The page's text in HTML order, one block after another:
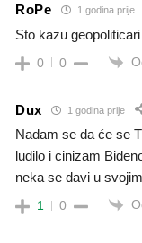
RoPe 1 godina prije
Sto kazu
0 0
Dux 1 godina prije
Nadam se da će se
ludilo i cinizam
neka se davi u
1 0